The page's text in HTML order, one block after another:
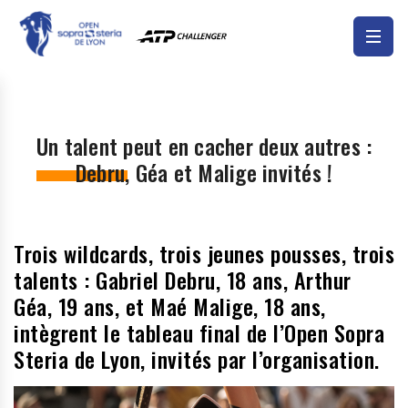
Un talent peut en cacher deux autres :
Debru, Géa et Malige invités !
Trois wildcards, trois jeunes pousses, trois
talents : Gabriel Debru, 18 ans, Arthur
Géa, 19 ans, et Maé Malige, 18 ans,
intègrent le tableau final de l’Open Sopra
Steria de Lyon, invités par l’organisation.